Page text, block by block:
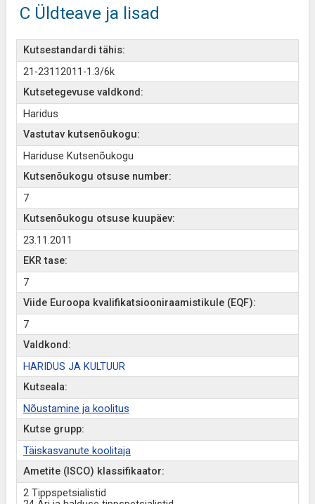
C Üldteave ja lisad
Kutsestandardi tähis:
21-23112011-1.3/6k
Kutsetegevuse valdkond:
Haridus
Vastutav kutsenõukogu:
Hariduse Kutsenõukogu
Kutsenõukogu otsuse number:
7
Kutsenõukogu otsuse kuupäev:
23.11.2011
EKR tase:
7
Viide Euroopa kvalifikatsiooniraamistikule (EQF):
7
Valdkond:
HARIDUS JA KULTUUR
Kutseala:
Nõustamine ja koolitus
Kutse grupp:
Täiskasvanute koolitaja
Ametite (ISCO) klassifikaator:
2 Tippspetsialistid